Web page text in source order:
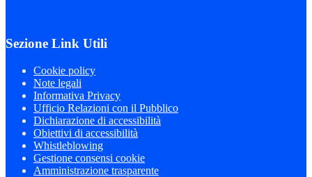
Sezione Link Utili
Cookie policy
Note legali
Informativa Privacy
Ufficio Relazioni con il Pubblico
Dichiarazione di accessibilità
Obiettivi di accessibilità
Whistleblowing
Gestione consensi cookie
Amministrazione trasparente